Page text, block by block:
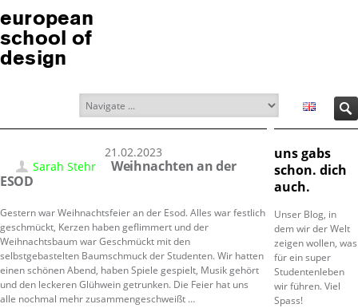
european
school of
design
21.02.2023
Sarah Stehr
Weihnachten an der
ESOD
Gestern war Weihnachtsfeier an der Esod. Alles war festlich
geschmückt, Kerzen haben geflimmert und der
Weihnachtsbaum war Geschmückt mit den
selbstgebastelten Baumschmuck der Studenten. Wir hatten
einen schönen Abend, haben Spiele gespielt, Musik gehört
und den leckeren Glühwein getrunken. Die Feier hat uns
alle nochmal mehr zusammengeschweißt …
uns gabs
schon. dich
auch.
Unser Blog, in
dem wir der Welt
zeigen wollen, was
für ein super
Studentenleben
wir führen. Viel
Spass!